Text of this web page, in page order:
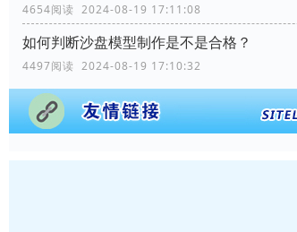
4654阅读 2024-08-19 17:11:08
如何判断沙盘模型制作是不是合格？
4497阅读 2024-08-19 17:10:32